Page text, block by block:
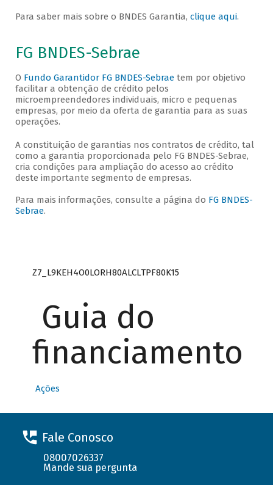
Para saber mais sobre o BNDES Garantia, clique aqui.
FG BNDES-Sebrae
O Fundo Garantidor FG BNDES-Sebraetem por objetivo
facilitar a obtenção de crédito pelos
microempreendedores individuais, micro e pequenas
empresas, por meio da oferta de garantia para as suas
operações.
A constituição de garantias nos contratos de crédito, tal
como a garantia proporcionada pelo FG BNDES-Sebrae,
cria condições para ampliação do acesso ao crédito
deste importante segmento de empresas.
Para mais informações, consulte a página do FG BNDES-
Sebrae.
Z7_L9KEH4O0LORH80ALCLTPF80K15
Guia do
financiamento
Ações
Fale Conosco
08007026337
Mande sua pergunta